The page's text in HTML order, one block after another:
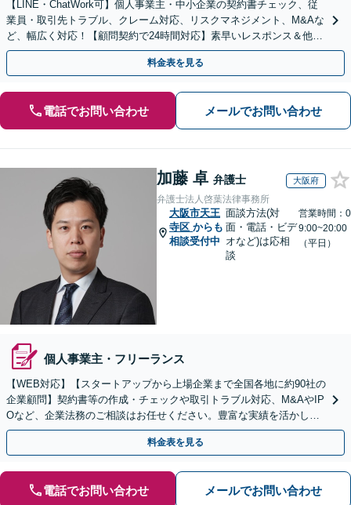
【LINE・ChatWork可】個人事業主・中小企業の契約書チェック、従
業員・取引先トラブル、クレーム対応、リスクマネジメント、M&Aな
ど、幅広く対応！【顧問契約で24時間対応】素早いレスポンス＆他士
業連携可【英語・韓国語対応】
料金表を見る
電話でお問い合わせ メールでお問い合わせ
加藤 卓 弁護士 大阪府
弁護士法人啓葉法律事務所
大阪市天王
寺区 からも
相談受付中
面談方法(対
面・電話・ビデ
オなど)は応相
談
営業時間：0
9:00~20:00
（平日）
個人事業主・フリーランス
【WEB対応】【スタートアップから上場企業まで全国各地に約90社の
企業顧問】契約書等の作成・チェックや取引トラブル対応、M&AやIP
Oなど、企業法務のご相談はお任せください。豊富な実績を活かし的
確に対応を進めてまいります。
料金表を見る
電話でお問い合わせ メールでお問い合わせ